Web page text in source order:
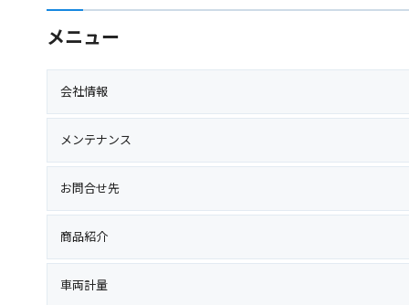
メニュー
会社情報
メンテナンス
お問合せ先
商品紹介
車両計量